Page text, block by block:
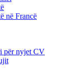
në Francë
për nyjet CV